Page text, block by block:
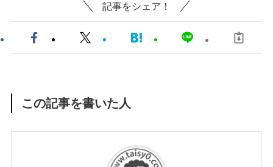
記事をシェア！
この記事を書いた人